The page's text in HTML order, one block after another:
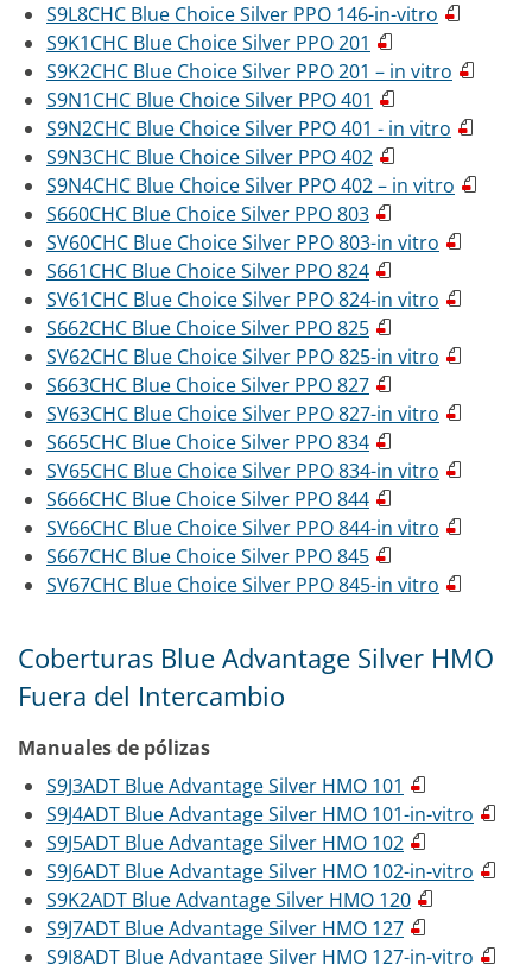
S9L8CHC Blue Choice Silver PPO 146-in-vitro
S9K1CHC Blue Choice Silver PPO 201
S9K2CHC Blue Choice Silver PPO 201 – in vitro
S9N1CHC Blue Choice Silver PPO 401
S9N2CHC Blue Choice Silver PPO 401 - in vitro
S9N3CHC Blue Choice Silver PPO 402
S9N4CHC Blue Choice Silver PPO 402 – in vitro
S660CHC Blue Choice Silver PPO 803
SV60CHC Blue Choice Silver PPO 803-in vitro
S661CHC Blue Choice Silver PPO 824
SV61CHC Blue Choice Silver PPO 824-in vitro
S662CHC Blue Choice Silver PPO 825
SV62CHC Blue Choice Silver PPO 825-in vitro
S663CHC Blue Choice Silver PPO 827
SV63CHC Blue Choice Silver PPO 827-in vitro
S665CHC Blue Choice Silver PPO 834
SV65CHC Blue Choice Silver PPO 834-in vitro
S666CHC Blue Choice Silver PPO 844
SV66CHC Blue Choice Silver PPO 844-in vitro
S667CHC Blue Choice Silver PPO 845
SV67CHC Blue Choice Silver PPO 845-in vitro
Coberturas Blue Advantage Silver HMO
Fuera del Intercambio
Manuales de pólizas
S9J3ADT Blue Advantage Silver HMO 101
S9J4ADT Blue Advantage Silver HMO 101-in-vitro
S9J5ADT Blue Advantage Silver HMO 102
S9J6ADT Blue Advantage Silver HMO 102-in-vitro
S9K2ADT Blue Advantage Silver HMO 120
S9J7ADT Blue Advantage Silver HMO 127
S9J8ADT Blue Advantage Silver HMO 127-in-vitro